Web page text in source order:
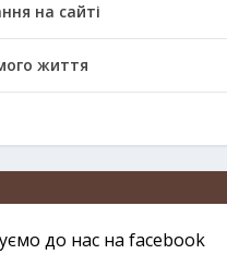
на сайті
життя
до нас на facebook